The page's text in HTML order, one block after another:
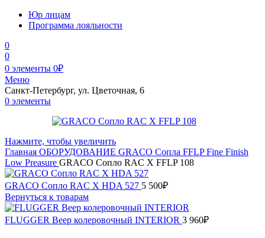
Юр лицам
Программа лояльности
0
0
0 элементы 0₽
Меню
Санкт-Петербург, ул. Цветочная, 6
0 элементы
Нажмите, чтобы увеличить
Главная ОБОРУДОВАНИЕ GRACO Сопла FFLP Fine Finish
Low Preasure GRACO Сопло RAC X FFLP 108
GRACO Сопло RAC X HDA 527 5 500₽
Вернуться к товарам
FLUGGER Веер колеровочный INTERIOR 3 960₽